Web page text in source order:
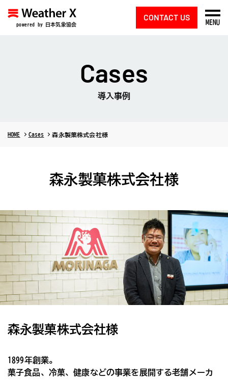
powered by 日本気象協会 MENU
CONTACT US
Cases
導入事例
HOME Cases 森永製菓株式会社様
森永製菓株式会社様
森永製菓株式会社様
1899年創業。
菓子食品、冷菓、健康などの事業を展開する老舗メーカ